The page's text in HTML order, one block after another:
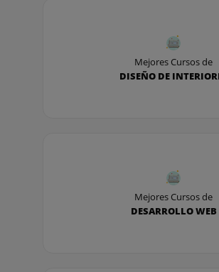
Mejores Cursos de
DISEÑO DE
Mejores Cursos de
DESARROLLO WEB